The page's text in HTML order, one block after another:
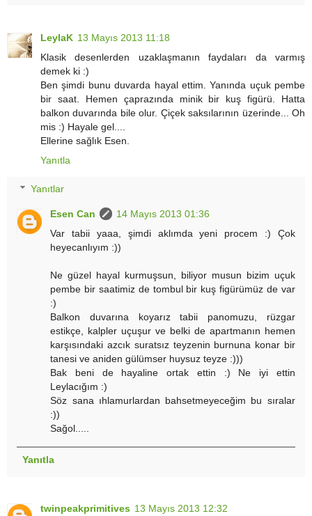
LeylaK 13 Mayıs 2013 11:18
Klasik desenlerden uzaklaşmanın faydaları da varmış
demek ki :)
Ben şimdi bunu duvarda hayal ettim. Yanında uçuk pembe
bir saat. Hemen çaprazında minik bir kuş figürü. Hatta
balkon duvarında bile olur. Çiçek saksılarının üzerinde... Oh
mis :) Hayale gel....
Ellerine sağlık Esen.
Yanıtla
Yanıtlar
Esen Can
14 Mayıs 2013 01:36
Var tabii yaaa, şimdi aklımda yeni procem :) Çok
heyecanlıyım :))
Ne güzel hayal kurmuşsun, biliyor musun bizim uçuk
pembe bir saatimiz de tombul bir kuş figürümüz de var
:)
Balkon duvarına koyarız tabii panomuzu, rüzgar
estikçe, kalpler uçuşur ve belki de apartmanın hemen
karşısındaki azcık suratsız teyzenin burnuna konar bir
tanesi ve aniden gülümser huysuz teyze :)))
Bak beni de hayaline ortak ettin :) Ne iyi ettin
Leylacığım :)
Söz sana ıhlamurlardan bahsetmeyeceğim bu sıralar
:))
Sağol.....
Yanıtla
twinpeakprimitives 13 Mayıs 2013 12:32